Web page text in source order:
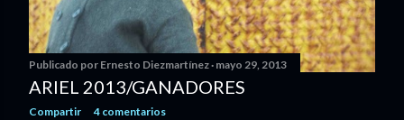
Publicado por Ernesto Diezmartínez mayo 29, 2013
ARIEL 2013/GANADORES
Compartir 4 comentarios